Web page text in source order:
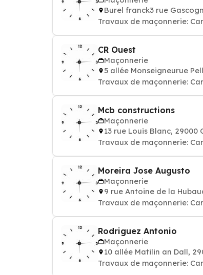
Burel franck3 rue
Travaux de maçonnerie:
CR Ouest
Maçonnerie
5 allée Monseigneurue
Travaux de maçonnerie:
Mcb constructions
Maçonnerie
13 rue Louis Blanc, 29000
Travaux de maçonnerie:
Moreira Jose Augusto
Maçonnerie
9 rue Antoine de la
Travaux de maçonnerie:
Rodriguez Antonio
Maçonnerie
10 allée Matilin an Dall,
Travaux de maçonnerie: